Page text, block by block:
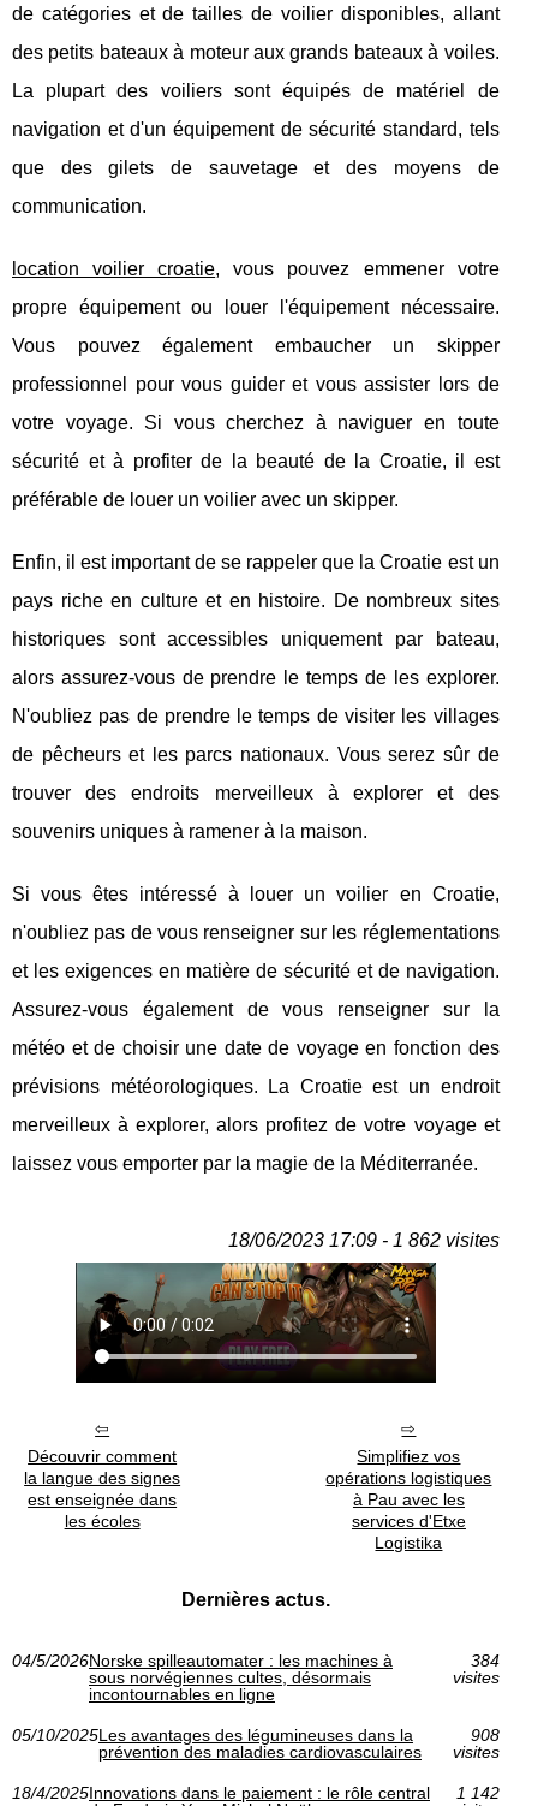
de catégories et de tailles de voilier disponibles, allant
des petits bateaux à moteur aux grands bateaux à voiles.
La plupart des voiliers sont équipés de matériel de
navigation et d'un équipement de sécurité standard, tels
que des gilets de sauvetage et des moyens de
communication.
location voilier croatie, vous pouvez emmener votre
propre équipement ou louer l'équipement nécessaire.
Vous pouvez également embaucher un skipper
professionnel pour vous guider et vous assister lors de
votre voyage. Si vous cherchez à naviguer en toute
sécurité et à profiter de la beauté de la Croatie, il est
préférable de louer un voilier avec un skipper.
Enfin, il est important de se rappeler que la Croatie est un
pays riche en culture et en histoire. De nombreux sites
historiques sont accessibles uniquement par bateau,
alors assurez-vous de prendre le temps de les explorer.
N'oubliez pas de prendre le temps de visiter les villages
de pêcheurs et les parcs nationaux. Vous serez sûr de
trouver des endroits merveilleux à explorer et des
souvenirs uniques à ramener à la maison.
Si vous êtes intéressé à louer un voilier en Croatie,
n'oubliez pas de vous renseigner sur les réglementations
et les exigences en matière de sécurité et de navigation.
Assurez-vous également de vous renseigner sur la
météo et de choisir une date de voyage en fonction des
prévisions météorologiques. La Croatie est un endroit
merveilleux à explorer, alors profitez de votre voyage et
laissez vous emporter par la magie de la Méditerranée.
18/06/2023 17:09 - 1 862 visites
Découvrir comment
la langue des signes
est enseignée dans
les écoles
Simplifiez vos
opérations logistiques
à Pau avec les
services d'Etxe
Logistika
Dernières actus.
04/5/2026Norske spilleautomater : les machines à
sous norvégiennes cultes, désormais
incontournables en ligne
384
visites
05/10/2025Les avantages des légumineuses dans la
prévention des maladies cardiovasculaires
908
visites
18/4/2025Innovations dans le paiement : le rôle central
1 142